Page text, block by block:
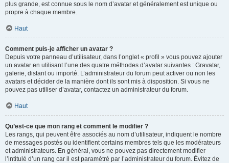
plus grande, est connue sous le nom d’avatar et généralement est unique ou
propre à chaque membre.
Haut
Comment puis-je afficher un avatar ?
Depuis votre panneau d’utilisateur, dans l’onglet « profil » vous pouvez ajouter
un avatar en utilisant l’une des quatre méthodes d’avatar suivantes : Gravatar,
galerie, distant ou importé. L’administrateur du forum peut activer ou non les
avatars et décider de la manière dont ils sont mis à disposition. Si vous ne
pouvez pas utiliser d’avatar, contactez un administrateur du forum.
Haut
Qu’est-ce que mon rang et comment le modifier ?
Les rangs, qui peuvent être associés au nom d’utilisateur, indiquent le nombre
de messages postés ou identifient certains membres tels que les modérateurs
et administrateurs. En général, vous ne pouvez pas directement modifier
l’intitulé d’un rang car il est paramétré par l’administrateur du forum. Évitez de